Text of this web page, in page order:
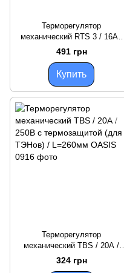
Терморегулятор
механический RTS 3 / 16А /
250В с термозащитой (для
ТЭНов) / L=260мм Thermowatt,
Италия
491 грн
Купить
Терморегулятор
механический TBS / 20А /
250В с термозащитой (для
ТЭНов) / L=260мм OASIS
324 грн